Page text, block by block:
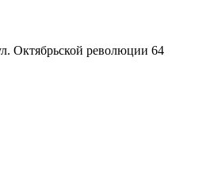
Октябрьской революции 64